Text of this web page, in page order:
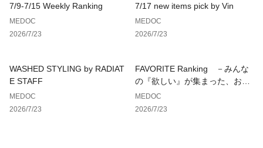
7/9-7/15 Weekly Ranking
MEDOC
2026/7/23
7/17 new items pick by Vin
MEDOC
2026/7/23
WASHED STYLING by RADIAT
E STAFF
MEDOC
2026/7/23
FAVORITE Ranking －みんな
の『欲しい』が集まった、お気
に入り登録数ランキング－
MEDOC
2026/7/23